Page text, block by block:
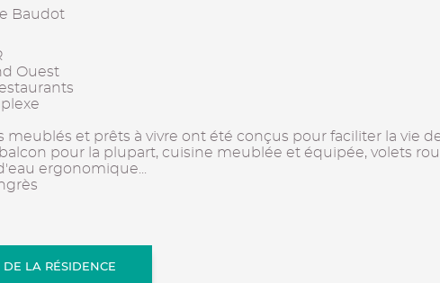
Baudot
Ouest
meublés et prêts à vivre ont été conçus pour faciliter la vie
pour la plupart, cuisine meublée et équipée, volets
ergonomique...
LA RÉSIDENCE